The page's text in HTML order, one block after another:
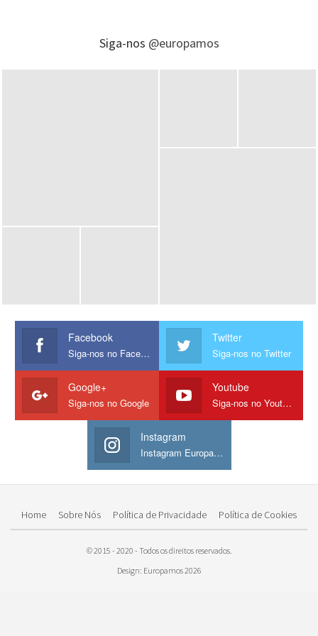
Siga-nos @europamos
Facebook
Siga-nos no Facebook
Twitter
Siga-nos no Twitter
Google+
Siga-nos no Google
Youtube
Siga-nos no Youtube
Instagram
Instagram Europamos
Home Sobre Nós Política de Privacidade Política de Cookies
© 2015 - 2020 - Todos os direitos reservados.
Design: Europamos 2026